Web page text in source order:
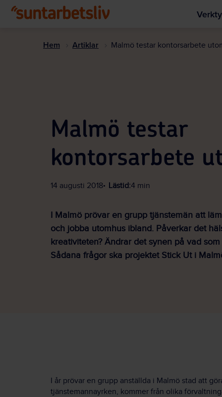
Hem Artiklar Malmö testar kontorsarbete
Malmö testar
kontorsarbete
14 augusti 2018 Lästid:4 min
I Malmö prövar en grupp tjänstemän att
och jobba utomhus ibland. Påverkar det
kreativiteten? Ändrar det synen på vad som
Sådana frågor ska projektet Stick Ut i
I år prövar en grupp anställda i Malmö stad att
tjänstemannayrken, kommer från olika